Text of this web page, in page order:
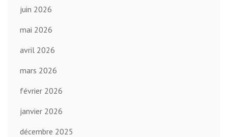
juin 2026
mai 2026
avril 2026
mars 2026
février 2026
janvier 2026
décembre 2025